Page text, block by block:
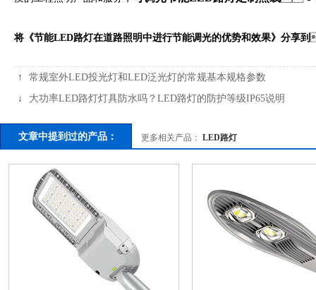
将《节能LED路灯在道路照明中进行节能调光的优势和效果》分享到
↑
常规室外LED投光灯和LED泛光灯的常规基本规格参数
↓
大功率LED路灯灯具防水吗？LED路灯的防护等级IP65说明
文章中提到过的产品： 更多相关产品： LED路灯